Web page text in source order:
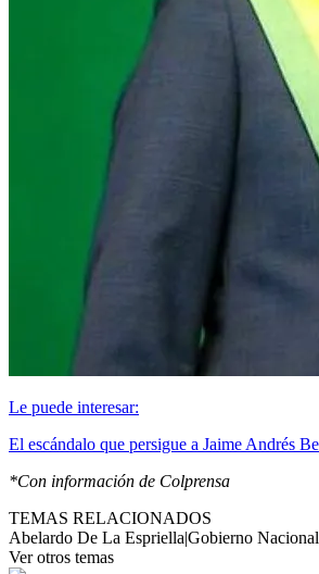
Le puede interesar:
El escándalo que persigue a Jaime Andrés
*Con información de Colprensa
TEMAS RELACIONADOS
Abelardo De La Espriella|Gobierno Nacional
Ver otros temas